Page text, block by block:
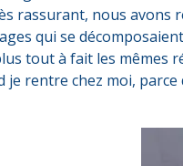
rassurant, nous avons
qui se
tout à fait les mêmes
je rentre chez moi, parce